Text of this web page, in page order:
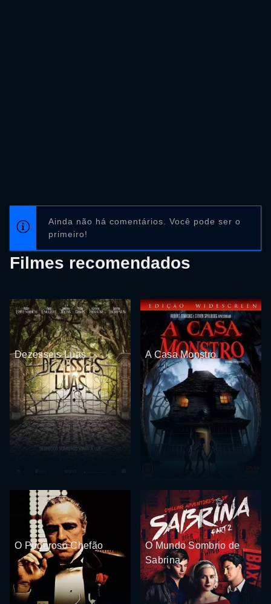
Ainda não há comentários. Você pode ser o
primeiro!
Filmes recomendados
Dezesseis Luas A Casa Monstro
O Poderoso Chefão
O Mundo Sombrio de
Sabrina